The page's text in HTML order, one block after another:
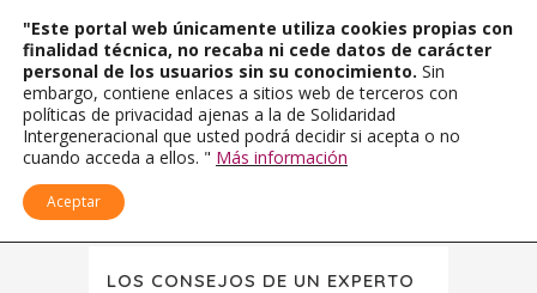
LOS CONSEJOS DE UN EXPERTO
"Este portal web únicamente utiliza cookies propias con
finalidad técnica, no recaba ni cede datos de carácter
personal de los usuarios sin su conocimiento. Sin
embargo, contiene enlaces a sitios web de terceros con
políticas de privacidad ajenas a la de Solidaridad
Intergeneracional que usted podrá decidir si acepta o no
cuando acceda a ellos. " Más información
Aceptar